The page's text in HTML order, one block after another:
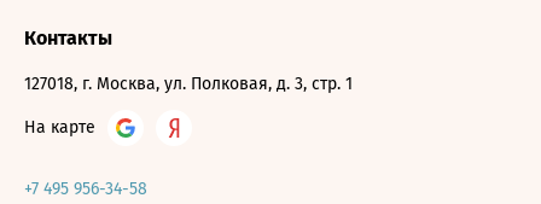
Контакты
127018, г. Москва, ул. Полковая, д. 3, стр. 1
На карте
+7 495 956-34-58